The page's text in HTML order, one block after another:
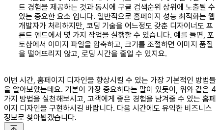
트 경험을 제공하는 것과 동시에 구글 검색순위 상위에 노출될 수
있는 중요한 요소 입니다. 일반적으로 홈페이지 성능 최적화는 웹
개발자가 처리하지만, 코딩 기술을 어느정도 갖춘 디자이너도 프
론트 엔드에서 몇 가지 작업을 실행할 수 있습니다. 예를 들면, 포
토샵에서 이미지 파일을 압축하고, 크기를 조절하면 이미지 품질
을 떨어뜨리지 않고, 로딩 시간을 줄일 수 있지요.
이번 시간, 홈페이지 디자인을 향상시킬 수 있는 가장 기본적인 방법들
을 알아보았는데요. 기본이 가장 중요하다는 말이 있듯이, 위와 같은 4
가지 방법을 실천해보시고, 고객에게 좋은 경험을 남겨줄 수 있는 홈페
이지 디자인을 구현하시길 바랍니다. 다음 시간에도 유익한 비즈니스
정보로 찾아뵙겠습니다.